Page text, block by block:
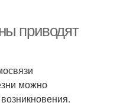
приводят
можно